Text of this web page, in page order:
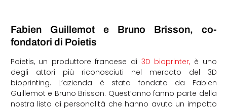
Fabien Guillemot e Bruno Brisson, co-
fondatori di Poietis
Poietis, un produttore francese di 3D bioprinter, è uno
degli attori più riconosciuti nel mercato del 3D
bioprinting. L’azienda è stata fondata da Fabien
Guillemot e Bruno Brisson. Quest’anno fanno parte della
nostra lista di personalità che hanno avuto un impatto